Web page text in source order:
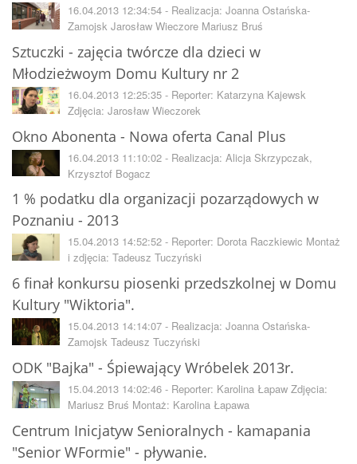
16.04.2013 12:34:54 - Realizacja: Joanna Ostańska-
Zamojsk Jarosław Wieczore Mariusz Bruś
Sztuczki - zajęcia twórcze dla dzieci w
Młodzieżwoym Domu Kultury nr 2
16.04.2013 12:25:35 - Reporter: Katarzyna Kajewsk
Zdjęcia: Jarosław Wieczorek
Okno Abonenta - Nowa oferta Canal Plus
16.04.2013 11:10:02 - Realizacja: Alicja Skrzypczak,
Krzysztof Bogacz
1 % podatku dla organizacji pozarządowych w
Poznaniu - 2013
15.04.2013 14:52:52 - Reporter: Dorota Raczkiewic Montaż
i zdjęcia: Tadeusz Tuczyński
6 finał konkursu piosenki przedszkolnej w Domu
Kultury "Wiktoria".
15.04.2013 14:14:07 - Realizacja: Joanna Ostańska-
Zamojsk Tadeusz Tuczyński
ODK "Bajka" - Śpiewający Wróbelek 2013r.
15.04.2013 14:02:46 - Reporter: Karolina Łapaw Zdjęcia:
Mariusz Bruś Montaż: Karolina Łapawa
Centrum Inicjatyw Senioralnych - kamapania
"Senior WFormie" - pływanie.